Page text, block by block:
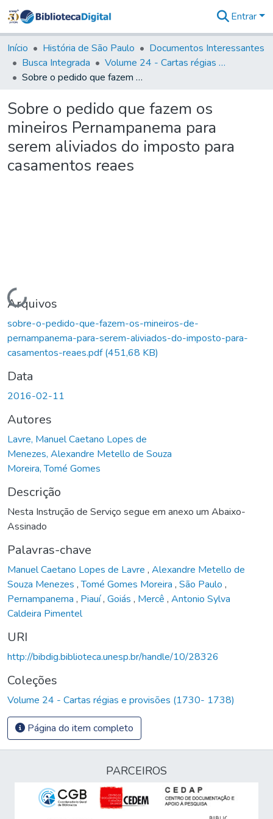
&
Coleções
Tudo na
Biblioteca
Estatísticas
Entrar
Início História de São Paulo
Documentos Interessantes
Busca Integrada
Volume 24 - Cartas régias e provisões (1730- 1738)
Sobre o pedido que fazem os mineiros Pernampanema para serem aliviados do imposto para casamentos reaes
Sobre o pedido que fazem os
mineiros Pernampanema para
serem aliviados do imposto para
casamentos reaes
Carregando...
Arquivos
sobre-o-pedido-que-fazem-os-mineiros-de-
pernampanema-para-serem-aliviados-do-imposto-para-
casamentos-reaes.pdf(451,68 KB)
Data
2016-02-11
Autores
Lavre, Manuel Caetano Lopes de
Menezes, Alexandre Metello de Souza
Moreira, Tomé Gomes
Descrição
Nesta Instrução de Serviço segue em anexo um Abaixo-
Assinado
Palavras-chave
Manuel Caetano Lopes de Lavre , Alexandre Metello de
Souza Menezes ,Tomé Gomes Moreira , São Paulo ,
Pernampanema , Piauí, Goiás , Mercê , Antonio Sylva
Caldeira Pimentel
URI
http://bibdig.biblioteca.unesp.br/handle/10/28326
Coleções
Volume 24 - Cartas régias e provisões (1730- 1738)
Página do item completo
PARCEIROS